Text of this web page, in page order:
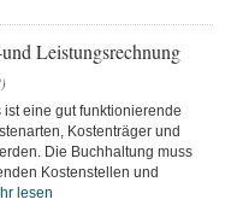
Leistungsrechnung
eine gut funktionierende
Kostenträger und
Die Buchhaltung muss
Kostenstellen und
lesen